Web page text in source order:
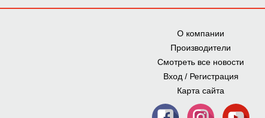
О компании
Производители
Смотреть все новости
Вход / Регистрация
Карта сайта